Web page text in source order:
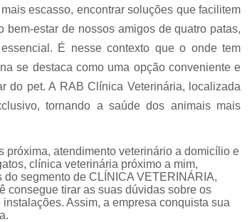
Cirurgia para Cachorro Campinas
Clínica 24 Horas Veterinária
Clínica
Clínica Veterinária Campinas
Clínica Veterinária com Atendimento
Clínica
Clínica Veterinária Próximo a Mim
Clínica
Consulta para Cachorro
Consulta
Consulta Veterinária Dermatológica para
escasso, encontrar soluções que facilitem
estar de nossos amigos de quatro patas,
É nesse contexto que o onde tem
se destaca como uma opção conveniente e
do pet. A RAB Clínica Veterinária, localizada
tornando a saúde dos animais mais
próxima, atendimento veterinário a domicílio e
clínica veterinária próximo a mim,
segmento de CLÍNICA VETERINÁRIA,
consegue tirar as suas dúvidas sobre os
Assim, a empresa conquista sua